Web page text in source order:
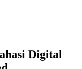
Digital